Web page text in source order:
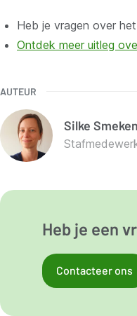
Heb je vragen over
Ontdek meer uitleg
AUTEUR
Silke
Heb je een
Contacteer ons